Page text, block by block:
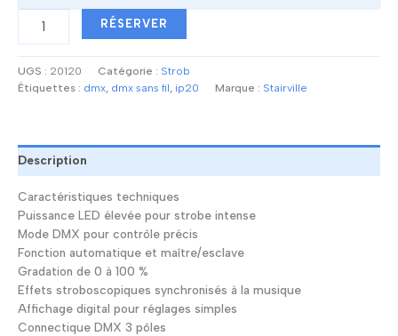
LED
-
Pro
RÉSERVER
UGS : 20120 Catégorie : Strob
Étiquettes : dmx, dmx sans fil, ip20 Marque : Stairville
Description
Caractéristiques techniques
Puissance LED élevée pour strobe intense
Mode DMX pour contrôle précis
Fonction automatique et maître/esclave
Gradation de 0 à 100 %
Effets stroboscopiques synchronisés à la musique
Affichage digital pour réglages simples
Connectique DMX 3 pôles